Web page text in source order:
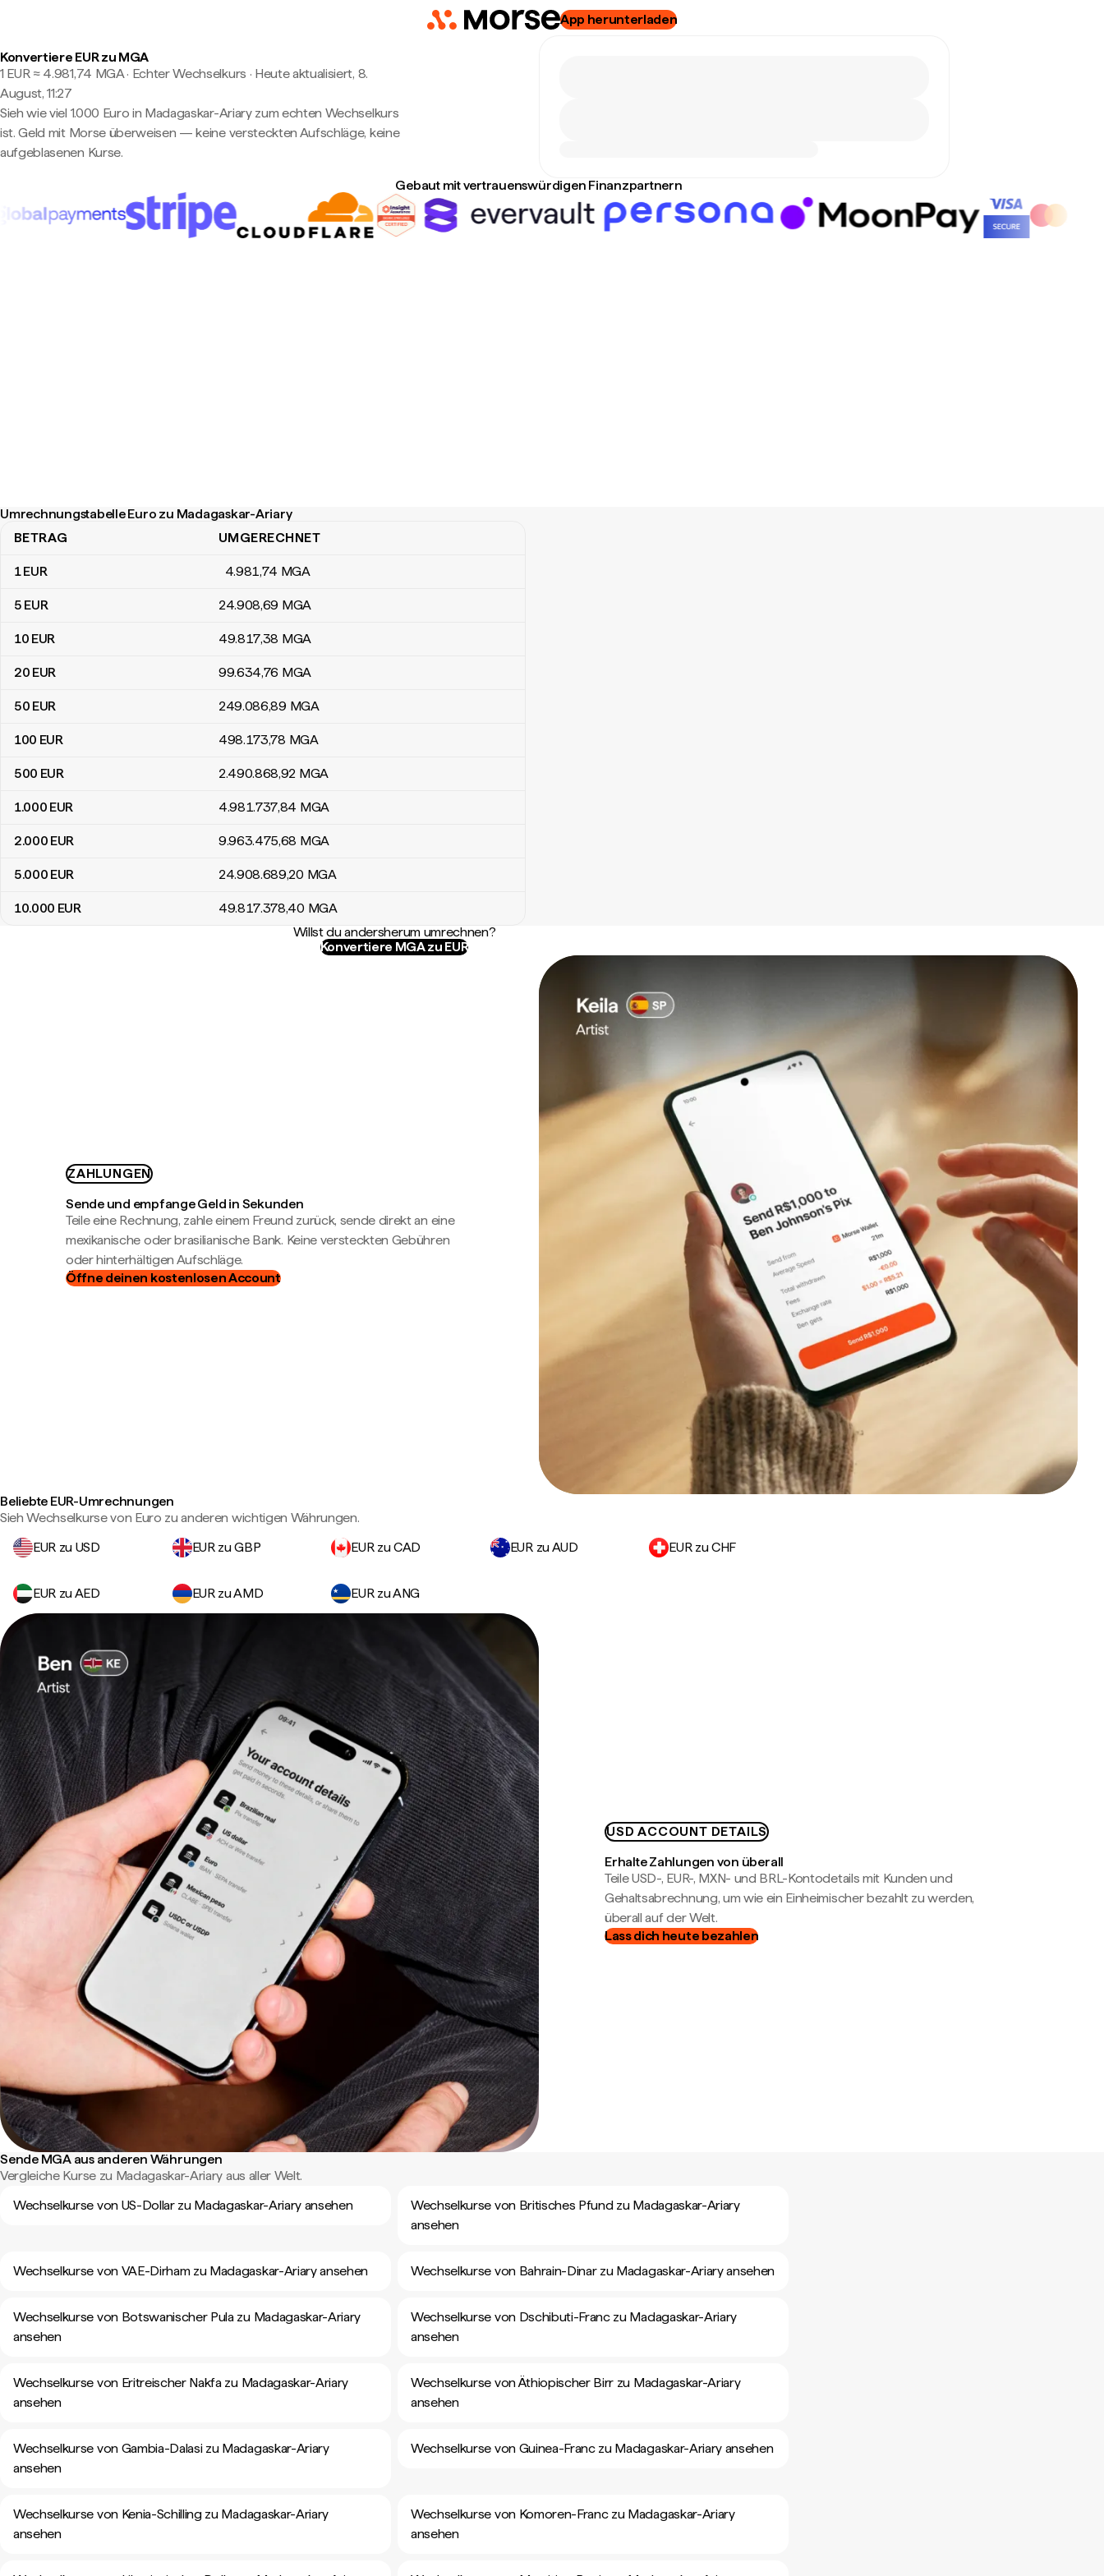
App herunterladen
Konvertiere EUR zu MGA
1 EUR ≈ 4.981,74 MGA · Echter Wechselkurs · Heute aktualisiert, 8.
August, 11:27
Sieh wie viel 1.000 Euro in Madagaskar-Ariary zum echten Wechselkurs
ist. Geld mit Morse überweisen — keine versteckten Aufschläge, keine
aufgeblasenen Kurse.
Gebaut mit vertrauenswürdigen Finanzpartnern
Umrechnungstabelle Euro zu Madagaskar-Ariary
Umrechnungstabelle Euro zu Madagaskar-Ariary
BETRAG UMGERECHNET
1EUR 4.981,74 MGA
5 EUR 24.908,69 MGA
10 EUR 49.817,38 MGA
20 EUR 99.634,76 MGA
50 EUR 249.086,89 MGA
100 EUR 498.173,78 MGA
500 EUR 2.490.868,92 MGA
1.000 EUR 4.981.737,84 MGA
2.000 EUR 9.963.475,68 MGA
5.000 EUR 24.908.689,20 MGA
10.000 EUR 49.817.378,40 MGA
Willst du andersherum umrechnen?
Konvertiere MGA zu EUR
ZAHLUNGEN
Sende und empfange Geld in Sekunden
Teile eine Rechnung, zahle einem Freund zurück, sende direkt an eine
mexikanische oder brasilianische Bank. Keine versteckten Gebühren
oder hinterhältigen Aufschläge.
Öffne deinen kostenlosen Account
Beliebte EUR-Umrechnungen
Sieh Wechselkurse von Euro zu anderen wichtigen Währungen.
EUR zu USD
EUR zu GBP EUR zu CAD EUR zu AUD EUR zu CHF
EUR zu AED EUR zu AMD EUR zu ANG
USD ACCOUNT DETAILS
Erhalte Zahlungen von überall
Teile USD-, EUR-, MXN- und BRL-Kontodetails mit Kunden und
Gehaltsabrechnung, um wie ein Einheimischer bezahlt zu werden,
überall auf der Welt.
Lass dich heute bezahlen
Sende MGA aus anderen Währungen
Vergleiche Kurse zu Madagaskar-Ariary aus aller Welt.
Wechselkurse von US-Dollar zu Madagaskar-Ariary ansehen
Wechselkurse von Britisches Pfund zu Madagaskar-Ariary
ansehen
Wechselkurse von VAE-Dirham zu Madagaskar-Ariary ansehen Wechselkurse von Bahrain-Dinar zu Madagaskar-Ariary ansehen
Wechselkurse von Botswanischer Pula zu Madagaskar-Ariary
ansehen
Wechselkurse von Dschibuti-Franc zu Madagaskar-Ariary
ansehen
Wechselkurse von Eritreischer Nakfa zu Madagaskar-Ariary
ansehen
Wechselkurse von Äthiopischer Birr zu Madagaskar-Ariary
ansehen
Wechselkurse von Gambia-Dalasi zu Madagaskar-Ariary
ansehen
Wechselkurse von Guinea-Franc zu Madagaskar-Ariary ansehen
Wechselkurse von Kenia-Schilling zu Madagaskar-Ariary
ansehen
Wechselkurse von Komoren-Franc zu Madagaskar-Ariary
ansehen